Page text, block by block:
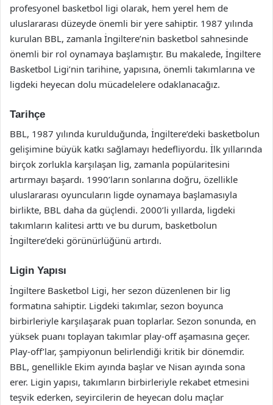
profesyonel basketbol ligi olarak, hem yerel hem de
uluslararası düzeyde önemli bir yere sahiptir. 1987 yılında
kurulan BBL, zamanla İngiltere’nin basketbol sahnesinde
önemli bir rol oynamaya başlamıştır. Bu makalede, İngiltere
Basketbol Ligi’nin tarihine, yapısına, önemli takımlarına ve
ligdeki heyecan dolu mücadelelere odaklanacağız.
Tarihçe
BBL, 1987 yılında kurulduğunda, İngiltere’deki basketbolun
gelişimine büyük katkı sağlamayı hedefliyordu. İlk yıllarında
birçok zorlukla karşılaşan lig, zamanla popülaritesini
artırmayı başardı. 1990’ların sonlarına doğru, özellikle
uluslararası oyuncuların ligde oynamaya başlamasıyla
birlikte, BBL daha da güçlendi. 2000’li yıllarda, ligdeki
takımların kalitesi arttı ve bu durum, basketbolun
İngiltere’deki görünürlüğünü artırdı.
Ligin Yapısı
İngiltere Basketbol Ligi, her sezon düzenlenen bir lig
formatına sahiptir. Ligdeki takımlar, sezon boyunca
birbirleriyle karşılaşarak puan toplarlar. Sezon sonunda, en
yüksek puanı toplayan takımlar play-off aşamasına geçer.
Play-off’lar, şampiyonun belirlendiği kritik bir dönemdir.
BBL, genellikle Ekim ayında başlar ve Nisan ayında sona
erer. Ligin yapısı, takımların birbirleriyle rekabet etmesini
teşvik ederken, seyircilerin de heyecan dolu maçlar